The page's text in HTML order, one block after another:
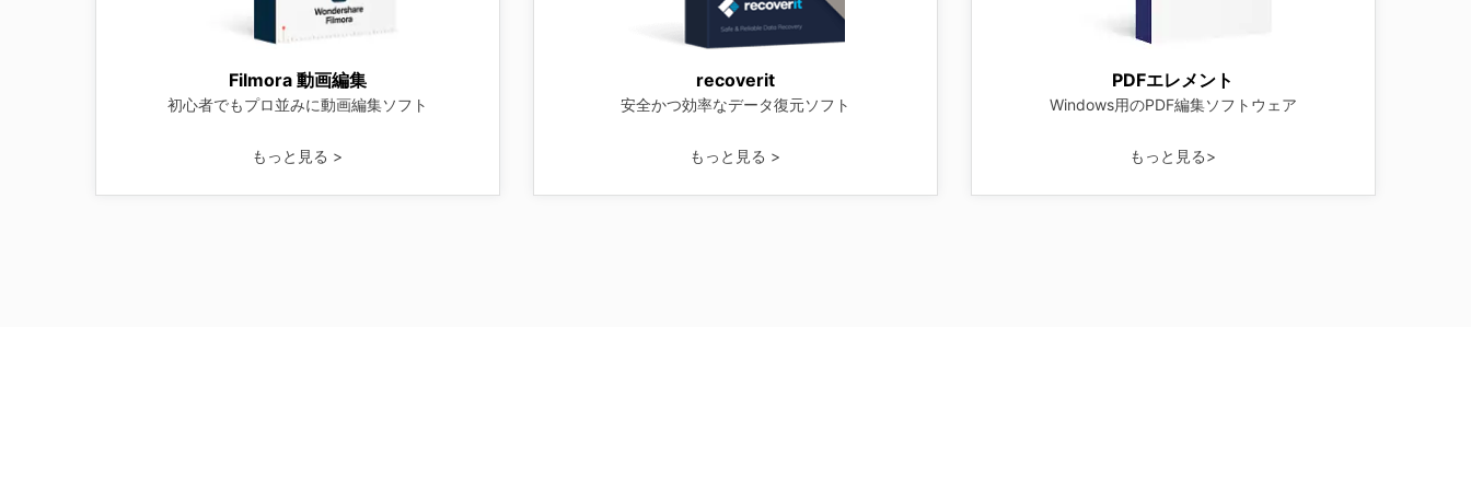
Filmora 動画編集
初心者でもプロ並みに動画編集ソフト
もっと見る >
recoverit
安全かつ効率なデータ復元ソフト
もっと見る >
PDFエレメント
Windows用のPDF編集ソフトウェア
もっと見る>